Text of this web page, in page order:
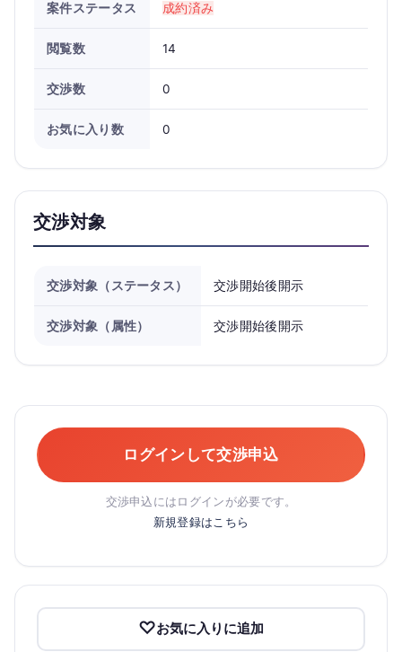
案件ステータス 成約済み
閲覧数 14
交渉数 0
お気に入り数 0
交渉対象
交渉対象（ステータス） 交渉開始後開示
交渉対象（属性） 交渉開始後開示
ログインして交渉申込
交渉申込にはログインが必要です。
新規登録はこちら
お気に入りに追加